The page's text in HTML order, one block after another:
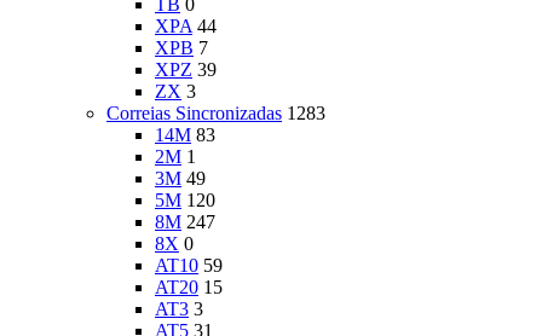
TB 0
XPA 44
XPB 7
XPZ 39
ZX 3
Correias Sincronizadas 1283
14M 83
2M 1
3M 49
5M 120
8M 247
8X 0
AT10 59
AT20 15
AT3 3
AT5 31